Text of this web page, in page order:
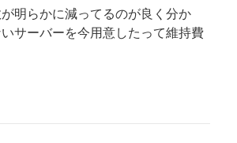
明らかに減ってるのが良く分か
サーバーを今用意したって維持費